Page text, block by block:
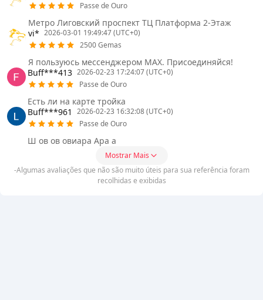
Passe de Ouro
Метро Лиговский проспект ТЦ Платформа 2-Этаж
vi* 2026-03-01 19:49:47 (UTC+0)
2500 Gemas
Я пользуюсь мессенджером MAX. Присоединяйся!
Buff***413 2026-02-23 17:24:07 (UTC+0)
Passe de Ouro
Есть ли на карте тройка
Buff***961
2026-02-23 16:32:08 (UTC+0)
Passe de Ouro
Ш ов ов овиара Ара а
Mostrar Mais
-Algumas avaliações que não são muito úteis para sua referência foram
recolhidas e exibidas